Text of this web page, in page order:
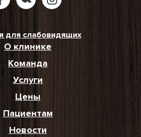
для слабовидящих
О клинике
Команда
Услуги
Цены
Пациентам
Новости